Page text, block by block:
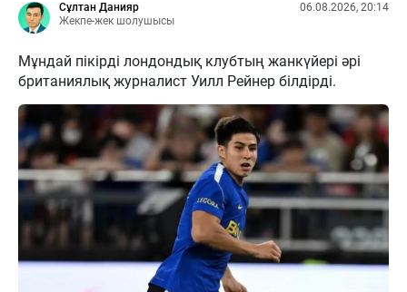
Сұлтан Данияр
Жекпе-жек шолушысы
06.08.2026, 20:14
Мұндай пікірді лондондық клубтың жанкүйері әрі
британиялық журналист Уилл Рейнер білдірді.